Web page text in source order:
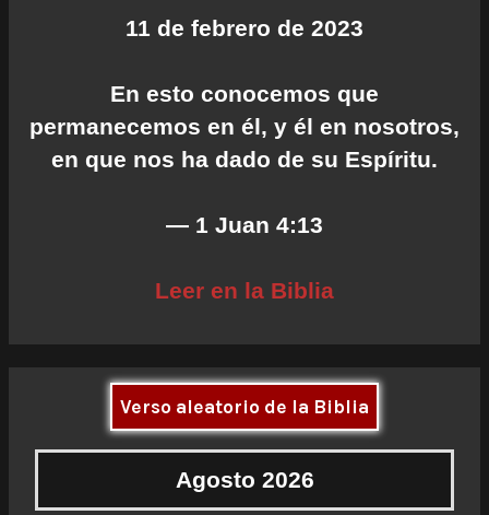
11 de febrero de 2023
En esto conocemos que
permanecemos en él, y él en nosotros,
en que nos ha dado de su Espíritu.
— 1 Juan 4:13
Leer en la Biblia
Verso aleatorio de la Biblia
Agosto 2026